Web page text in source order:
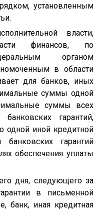
установленным
власти,
финансов, по
органом
в области
для банков, иных
суммы одной
суммы всех
гарантий,
иной кредитной
банковских гарантий
обеспечения уплаты
дня, следующего за
в письменной
банк, иная кредитная